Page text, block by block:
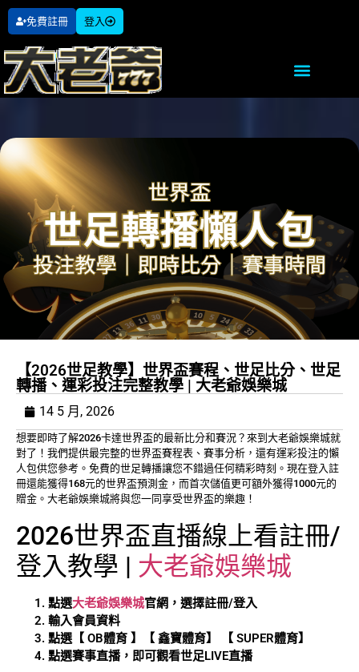
免費註冊 登入
【2026世足教學】世界盃賽程、世足比分、世足
轉播、運彩投注完整教學 | 大老爺娛樂城
14 5 月, 2026
想要即時了解2026卡達世界盃的最新比分和賽況？來到大老爺娛樂城就
對了！我們提供最完整的世界盃賽程表、賽事分析，還有運彩投注的懶
人包供您參考。免費的世足轉播讓您不錯過任何精彩時刻。現在登入註
冊還能獲得168元的世界盃預測金，而首次儲值更可額外獲得1000元的
贈金。大老爺娛樂城將與您一同享受世界盃的樂趣！
2026世界盃直播線上看註冊/
登入教學 | 大老爺娛樂城
點選大老爺娛樂城官網，選擇註冊/登入
輸入會員資料
點選【 OB體育 】【 鑫寶體育】 【 SUPER體育】
點選賽事直播，即可觀看世足LIVE直播